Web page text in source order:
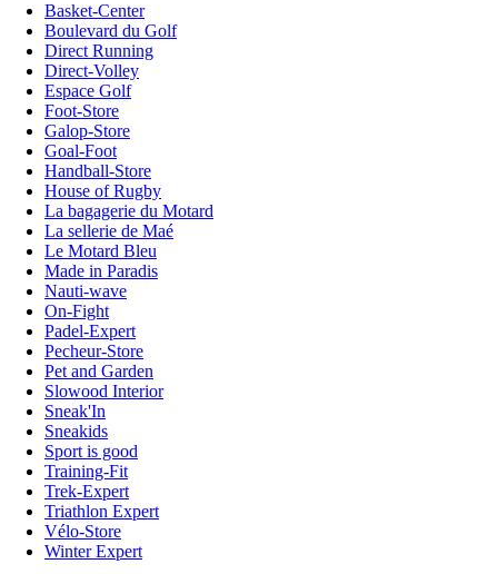
Basket-Center
Boulevard du Golf
Direct Running
Direct-Volley
Espace Golf
Foot-Store
Galop-Store
Goal-Foot
Handball-Store
House of Rugby
La bagagerie du Motard
La sellerie de Maé
Le Motard Bleu
Made in Paradis
Nauti-wave
On-Fight
Padel-Expert
Pecheur-Store
Pet and Garden
Slowood Interior
Sneak'In
Sneakids
Sport is good
Training-Fit
Trek-Expert
Triathlon Expert
Vélo-Store
Winter Expert